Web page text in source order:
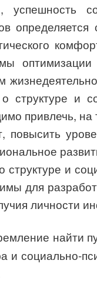
успешность
структуре и
привлечь, на
повысить
структуре и
для
личности
найти
и социально-